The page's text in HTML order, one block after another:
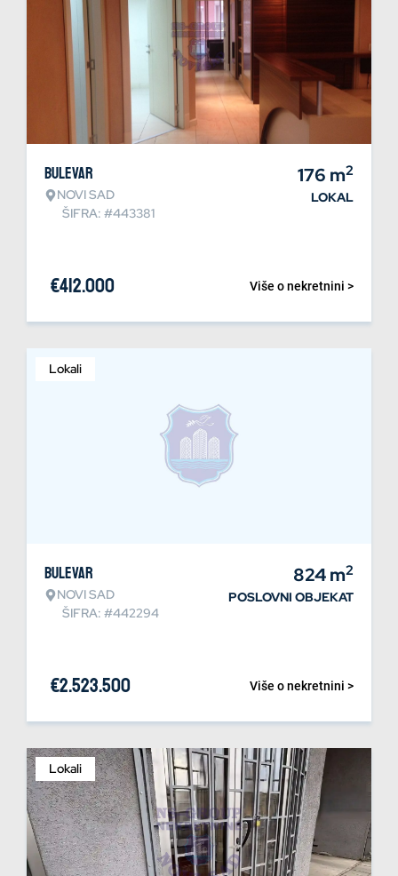
Bulevar
NOVI SAD
ŠIFRA: #443381
176 m2
LOKAL
Više o nekretnini >
€412.000
Lokali
Bulevar
NOVI SAD
ŠIFRA: #442294
824m2
POSLOVNI OBJEKAT
Više o nekretnini >
€2.523.500
Lokali